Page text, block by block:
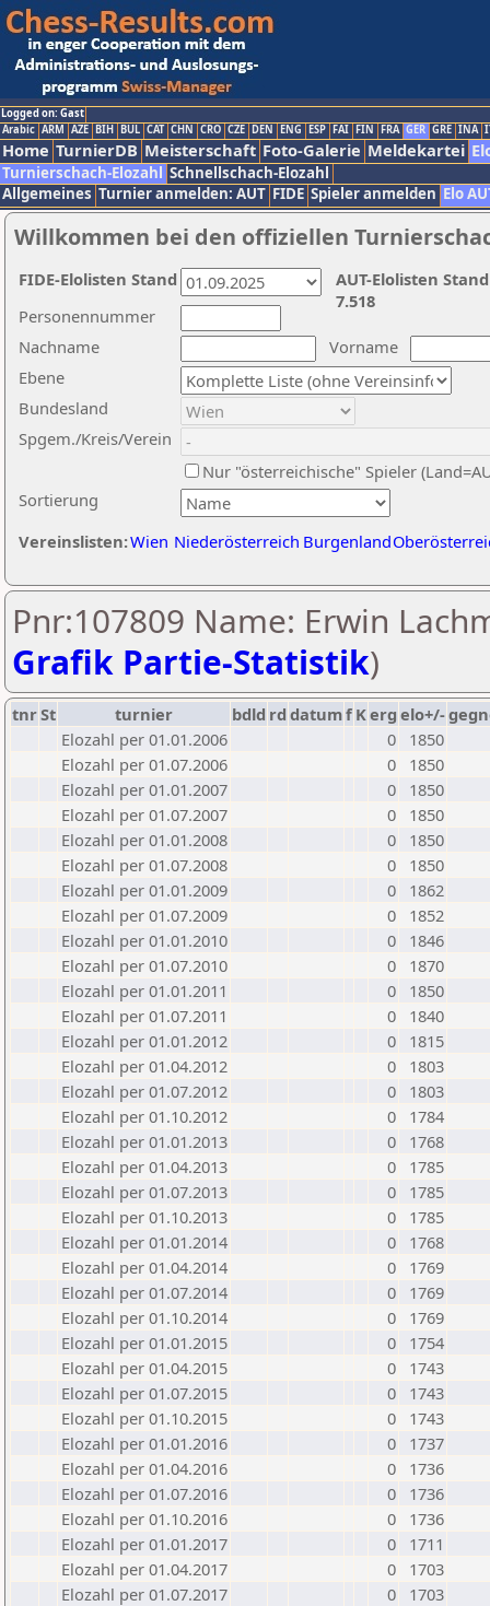
Logged on: Gast
Arabic ARM AZE BIH BUL CAT CHN CRO CZE DEN ENG ESP FAI FIN FRA GER GRE INA
Home TurnierDB Meisterschaft Foto-Galerie Meldekartei
Turnierschach-Elozahl Schnellschach-Elozahl
Allgemeines Turnier anmelden: AUT FIDE Spieler anmelden Elo
Willkommen bei den offiziellen
Nachname
Vorname
Ebene
Sortierung
Personennummer
Bundesland
Spgem./Kreis/Verein
Nur "österreichische" Spieler
Vereinslisten:Wien Niederösterreich Burgenland
AUT-Elolisten
7.518
FIDE-Elolisten Stand
Pnr:107809 Name: Erwin
Grafik Partie-Statistik)
tnrSt turnier bdld rd datumf Kerg elo+/-
Elozahl per 01.01.2006
0
1850
Elozahl per 01.07.2006
0
1850
Elozahl per 01.01.2007
0
1850
Elozahl per 01.07.2007
0
1850
Elozahl per 01.01.2008
0
1850
Elozahl per 01.07.2008
0
1850
Elozahl per 01.01.2009
0
1862
Elozahl per 01.07.2009
0
1852
Elozahl per 01.01.2010
0
1846
Elozahl per 01.07.2010
0
1870
Elozahl per 01.01.2011
0
1850
Elozahl per 01.07.2011
0
1840
Elozahl per 01.01.2012
0
1815
Elozahl per 01.04.2012
0
1803
Elozahl per 01.07.2012
0
1803
Elozahl per 01.10.2012
0
1784
Elozahl per 01.01.2013
0
1768
Elozahl per 01.04.2013
0
1785
Elozahl per 01.07.2013
0
1785
Elozahl per 01.10.2013
0
1785
Elozahl per 01.01.2014
0
1768
Elozahl per 01.04.2014
0
1769
Elozahl per 01.07.2014
0
1769
Elozahl per 01.10.2014
0
1769
Elozahl per 01.01.2015
0
1754
Elozahl per 01.04.2015
0
1743
Elozahl per 01.07.2015
0
1743
Elozahl per 01.10.2015
0
1743
Elozahl per 01.01.2016
0
1737
Elozahl per 01.04.2016
0
1736
Elozahl per 01.07.2016
0
1736
Elozahl per 01.10.2016
0
1736
Elozahl per 01.01.2017
0
1711
Elozahl per 01.04.2017
0
1703
Elozahl per 01.07.2017
0
1703